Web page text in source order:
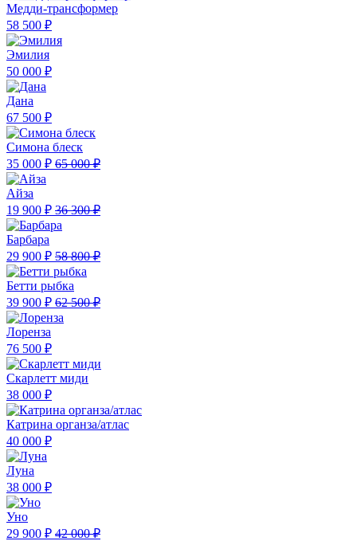
Медди-трансформер
58 500 ₽
Эмилия
50 000 ₽
Дана
67 500 ₽
Симона блеск
35 000 ₽ 65 000 ₽
Айза
19 900 ₽ 36 300 ₽
Барбара
29 900 ₽ 58 800 ₽
Бетти рыбка
39 900 ₽ 62 500 ₽
Лоренза
76 500 ₽
Скарлетт миди
38 000 ₽
Катрина органза/атлас
40 000 ₽
Луна
38 000 ₽
Уно
29 900 ₽ 42 000 ₽